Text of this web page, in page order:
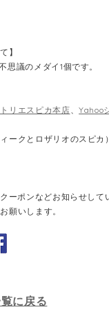
】
思議のメダイ1個です。
リエスピカ本店 、Yahoo
ークとロザリオのスピカ
ーポンなどお知らせして
願いします。
に戻る